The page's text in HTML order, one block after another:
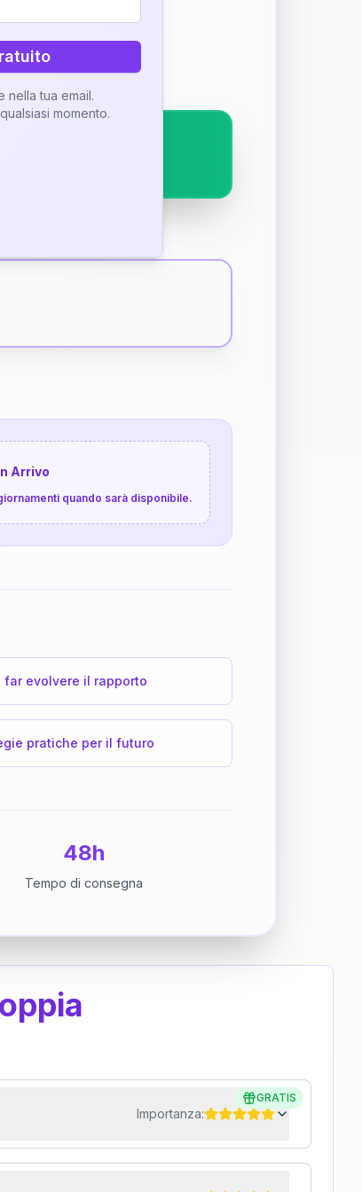
interpretazione
Arrivo
quando sarà disponibile.
far evolvere il rapporto
pratiche per il futuro
48h
Tempo di consegna
GRATIS
Importanza:
nella tua email.
momento.